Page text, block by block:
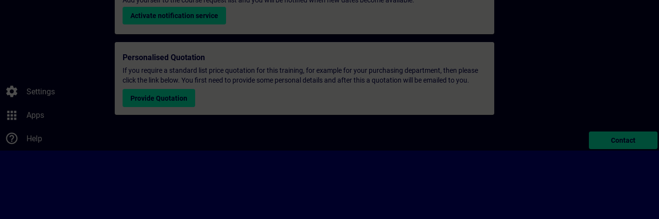
settings Settings
apps Apps
help_outline Help
Activate notification service
Personalised Quotation
If you require a standard list price quotation for this training, for example for your purchasing department, then please
click the link below. You first need to provide some personal details and after this a quotation will be emailed to you.
Provide Quotation
Contact